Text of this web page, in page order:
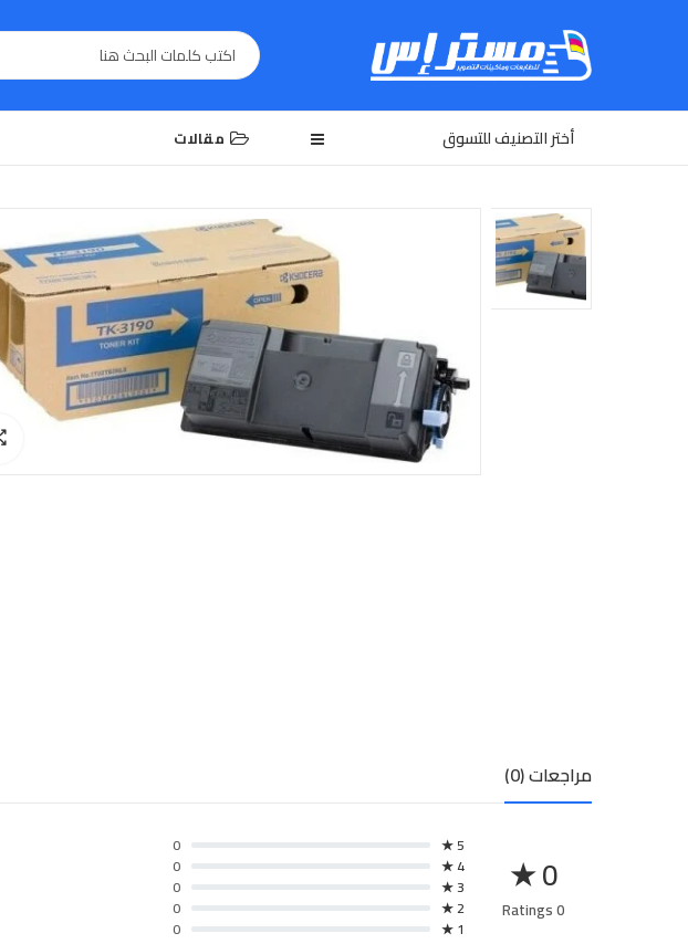
أختر التصنيف للتسوق مقالات
مراجعات (0)
0 ★
0 Ratings
5 ★
0
4 ★
0
3 ★
0
2 ★
0
1 ★
0